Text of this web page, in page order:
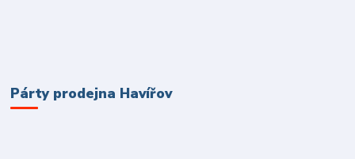
Párty prodejna Havířov